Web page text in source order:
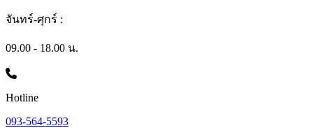
จันทร์-ศุกร์ :
09.00 - 18.00 น.
Hotline
093-564-5593